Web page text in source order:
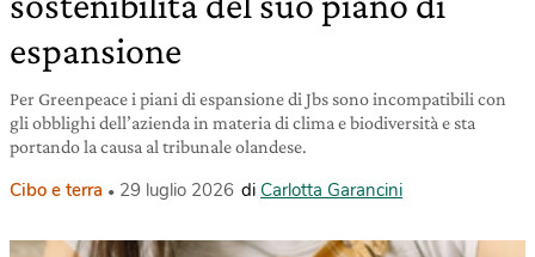
espansione
Per Greenpeace i piani di espansione di Jbs sono incompatibili con
gli obblighi dell’azienda in materia di clima e biodiversità e sta
portando la causa al tribunale olandese.
Cibo e terra 29 luglio 2026 di Carlotta Garancini